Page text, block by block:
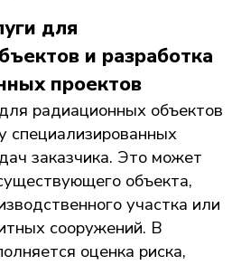
для
и разработка
проектов
радиационных объектов
специализированных
заказчика. Это может
объекта,
участка или
сооружений. В
оценка риска,